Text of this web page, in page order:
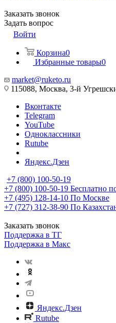
Заказать звонок
Задать вопрос
Войти
Корзина0
Избранные товары0
market@ruketo.ru
115088, Москва, 3-й
Вконтакте
Telegram
YouTube
Одноклассники
Rutube
Яндекс.Дзен
+7 (800) 100-50-19
+7 (800) 100-50-19 Бесплатно
+7 (495) 128-14-10 По Москве
+7 (727) 312-38-90 По
Заказать звонок
Поддержка в ТГ
Поддержка в Макс
Яндекс.Дзен
Rutube